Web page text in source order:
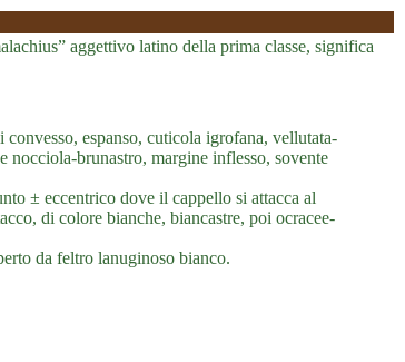
aggettivo latino della prima classe, significa
espanso, cuticola igrofana, vellutata-
brunastro, margine inflesso, sovente
± eccentrico dove il cappello si attacca al
di colore bianche, biancastre, poi ocracee-
da feltro lanuginoso bianco.